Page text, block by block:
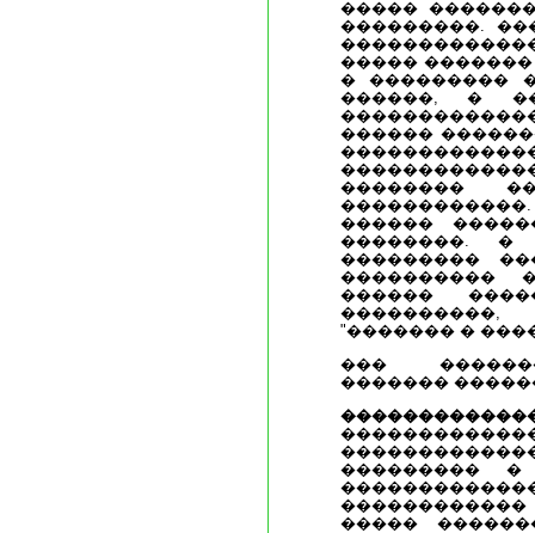
�����
���������.
�����
� ���������
������, �
������
��������
������
��������. �
���������
����������
������
"������� �
���
�������
���������
�����